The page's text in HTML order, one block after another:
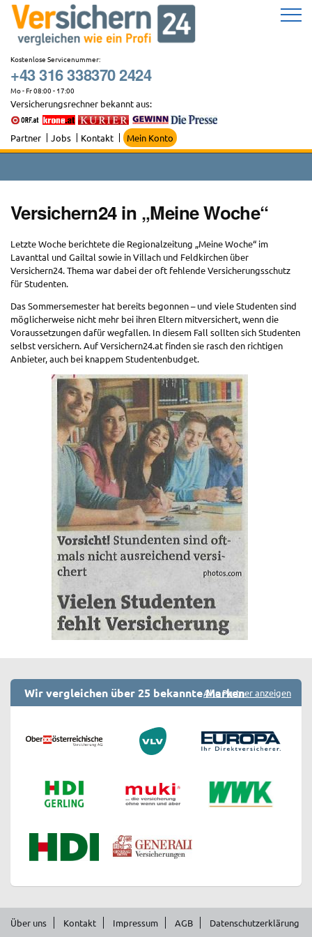
Zum
Inhalt
springen
Kostenlose Servicenummer:
+43 316 338370 2424
Mo - Fr 08:00 - 17:00
Versicherungsrechner bekannt aus:
Partner Jobs Kontakt Mein Konto
Versichern24 in „Meine Woche“
Letzte Woche berichtete die Regionalzeitung „Meine Woche“ im
Lavanttal und Gailtal sowie in Villach und Feldkirchen über
Versichern24. Thema war dabei der oft fehlende Versicherungsschutz
für Studenten.
Das Sommersemester hat bereits begonnen – und viele Studenten sind
möglicherweise nicht mehr bei ihren Eltern mitversichert, wenn die
Voraussetzungen dafür wegfallen. In diesem Fall sollten sich Studenten
selbst versichern. Auf Versichern24.at finden sie rasch den richtigen
Anbieter, auch bei knappem Studentenbudget.
Wir vergleichen über 25 bekannte MarkenAlle Partner anzeigen
Über uns Kontakt Impressum AGB Datenschutzerklärung